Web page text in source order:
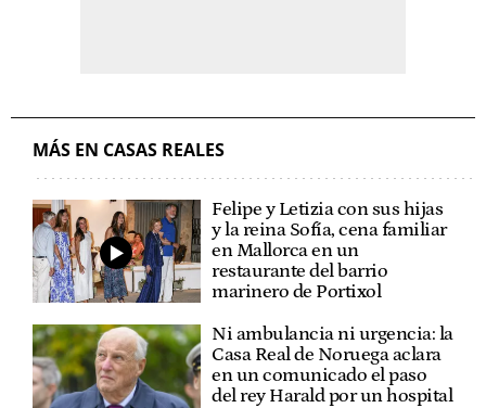
MÁS EN CASAS REALES
Felipe y Letizia con sus hijas
y la reina Sofía, cena familiar
en Mallorca en un
restaurante del barrio
marinero de Portixol
Ni ambulancia ni urgencia: la
Casa Real de Noruega aclara
en un comunicado el paso
del rey Harald por un hospital